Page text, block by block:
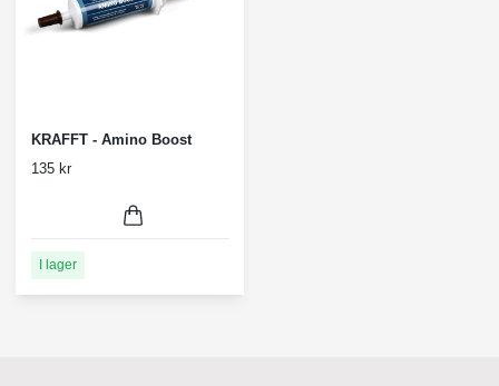
KRAFFT - Amino Boost
135 kr
I lager